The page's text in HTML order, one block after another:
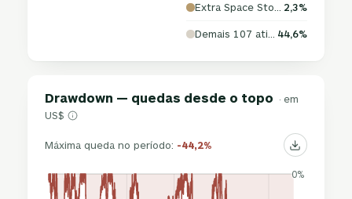
2,3%
44,6%
Drawdown — quedas desde o topo · em
US$
Máxima queda no período: -44,2%
0%